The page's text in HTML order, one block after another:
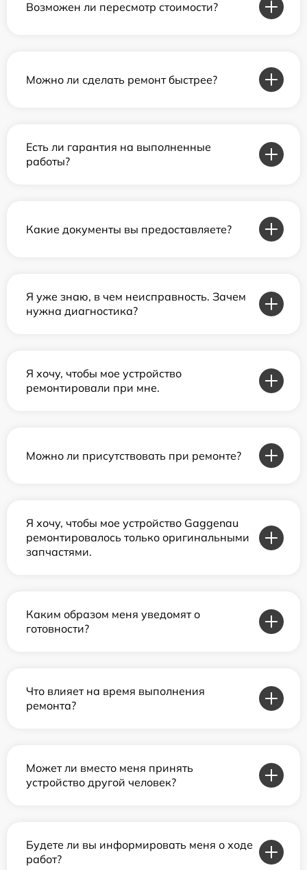
Возможен ли пересмотр стоимости?
Можно ли сделать ремонт быстрее?
Есть ли гарантия на выполненные
работы?
Какие документы вы предоставляете?
Я уже знаю, в чем неисправность. Зачем
нужна диагностика?
Я хочу, чтобы мое устройство
ремонтировали при мне.
Можно ли присутствовать при ремонте?
Я хочу, чтобы мое устройство Gaggenau
ремонтировалось только оригинальными
запчастями.
Каким образом меня уведомят о
готовности?
Что влияет на время выполнения
ремонта?
Может ли вместо меня принять
устройство другой человек?
Будете ли вы информировать меня о ходе
работ?